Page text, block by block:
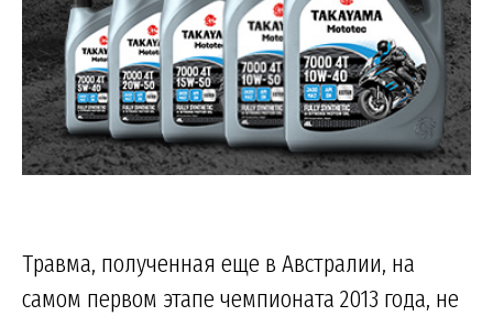
Травма, полученная еще в Австралии, на
самом первом этапе чемпионата 2013 года, не